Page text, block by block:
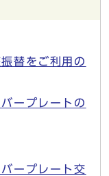
替をご利用の
ープレートの
ープレート交